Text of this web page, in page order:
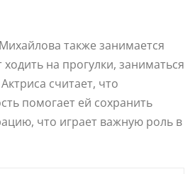
также занимается
на прогулки, заниматься
считает, что
помогает ей сохранить
что играет важную роль в